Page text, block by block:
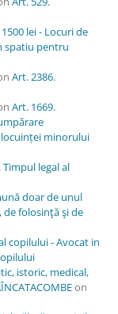
lei - Locuri de
spatiu pentru
Art. 2386.
Art. 1669.
minorului
Timpul legal al
doar de unul
de folosinţă şi de
copilului - Avocat in
istoric, medical,
on